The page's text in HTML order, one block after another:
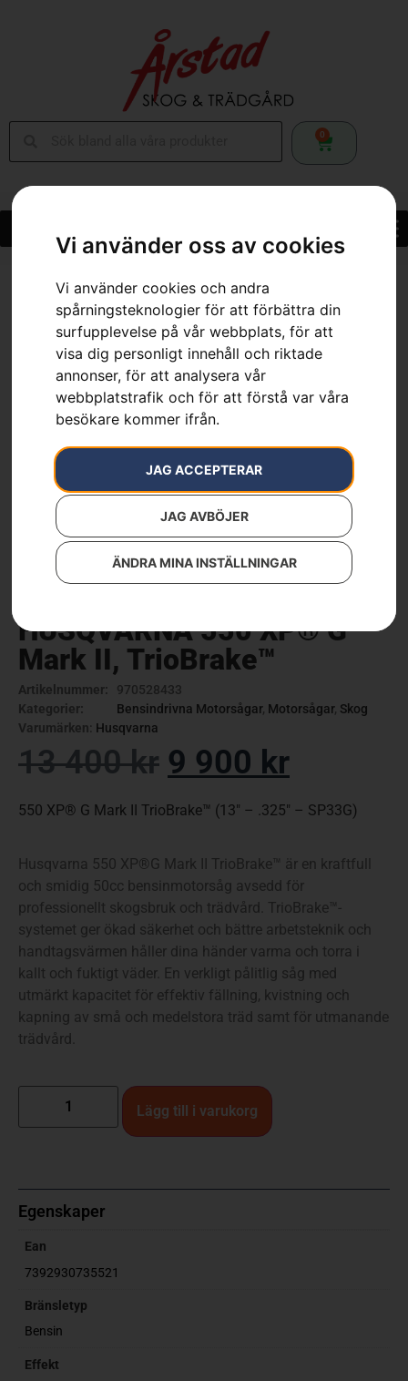
Vi använder oss av cookies
Vi använder cookies och andra
spårningsteknologier för att förbättra din
surfupplevelse på vår webbplats, för att
visa dig personligt innehåll och riktade
annonser, för att analysera vår
webbplatstrafik och för att förstå var våra
besökare kommer ifrån.
JAG ACCEPTERAR
JAG AVBÖJER
ÄNDRA MINA INSTÄLLNINGAR
0
» Webbutik»HUSQVARNA 550 XP® G Mark II, TrioBrake™
HUSQVARNA 550 XP® G
Mark II, TrioBrake™
Artikelnummer:
970528433
Kategorier:
Bensindrivna Motorsågar, Motorsågar, Skog
Varumärken Husqvarna
13 400kr 9 900 kr
550 XP® G Mark II TrioBrake™ (13″ – .325″ – SP33G)
Husqvarna 550 XP®G Mark II TrioBrake™ är en kraftfull
och smidig 50cc bensinmotorsåg avsedd för
professionellt skogsbruk och trädvård. TrioBrake™-
systemet ger ökad säkerhet och bättre arbetsteknik och
handtagsvärmen håller dina händer varma och torra i
kallt och fuktigt väder. En verkligt pålitlig såg med
utmärkt kapacitet för effektiv fällning, kvistning och
kapning av små och medelstora träd samt för utmanande
trädvård.
Lägg till i varukorg
Egenskaper
Ean
7392930735521
Bränsletyp
Bensin
Effekt